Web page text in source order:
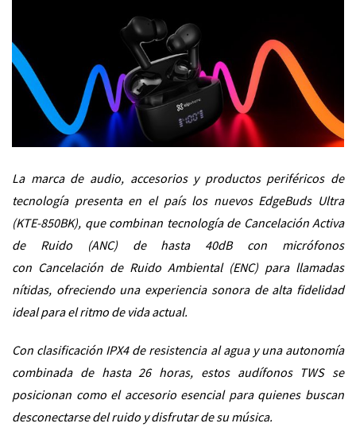
La marca de audio, accesorios y productos periféricos de
tecnología presenta en el país los nuevos EdgeBuds Ultra
(KTE-850BK), que combinan tecnología de Cancelación Activa
de Ruido (ANC) de hasta 40dB con micrófonos
con Cancelación de Ruido Ambiental (ENC) para llamadas
nítidas, ofreciendo una experiencia sonora de alta fidelidad
ideal para el ritmo de vida actual.
Con clasificación IPX4 de resistencia al agua y una autonomía
combinada de hasta 26 horas, estos audífonos TWS se
posicionan como el accesorio esencial para quienes buscan
desconectarse del ruido y disfrutar de su música.